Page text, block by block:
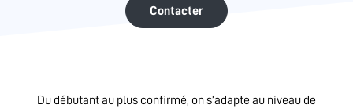
Contacter
Du débutant au plus confirmé, on s’adapte au niveau de